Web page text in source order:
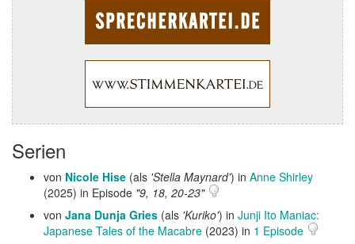
Serien
von Nicole Hise (als 'Stella Maynard') in Anne Shirley
(2025) in Episode "9, 18, 20-23"
von Jana Dunja Gries (als 'Kuriko') in Junji Ito Maniac:
Japanese Tales of the Macabre (2023) in 1 Episode